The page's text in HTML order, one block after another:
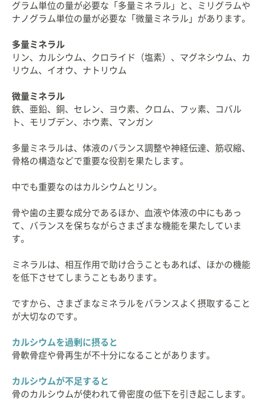
グラム単位の量が必要な「多量ミネラル」と、ミリグラムや
ナノグラム単位の量が必要な「微量ミネラル」があります。
多量ミネラル
リン、カルシウム、クロライド（塩素）、マグネシウム、カ
リウム、イオウ、ナトリウム
微量ミネラル
鉄、亜鉛、銅、セレン、ヨウ素、クロム、フッ素、コバル
ト、モリブデン、ホウ素、マンガン
多量ミネラルは、体液のバランス調整や神経伝達、筋収縮、
骨格の構造などで重要な役割を果たします。
中でも重要なのはカルシウムとリン。
骨や歯の主要な成分であるほか、血液や体液の中にもあっ
て、バランスを保ちながらさまざまな機能を果たしていま
す。
ミネラルは、相互作用で助け合うこともあれば、ほかの機能
を低下させてしまうこともあります。
ですから、さまざまなミネラルをバランスよく摂取すること
が大切なのです。
カルシウムを過剰に摂ると
骨軟骨症や骨再生が不十分になることがあります。
カルシウムが不足すると
骨のカルシウムが使われて骨密度の低下を引き起こします。